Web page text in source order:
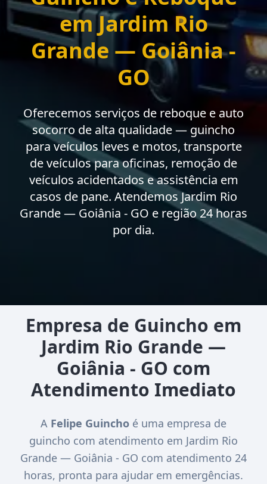
em Jardim Rio
Grande — Goiânia -
GO
Oferecemos serviços de reboque e auto
socorro de alta qualidade — guincho
para veículos leves e motos, transporte
de veículos para oficinas, remoção de
veículos acidentados e assistência em
casos de pane. Atendemos Jardim Rio
Grande — Goiânia - GO e região 24 horas
por dia.
Empresa de Guincho em
Jardim Rio Grande —
Goiânia - GO com
Atendimento Imediato
A Felipe Guincho é uma empresa de
guincho com atendimento em Jardim Rio
Grande — Goiânia - GO com atendimento 24
horas, pronta para ajudar em emergências.